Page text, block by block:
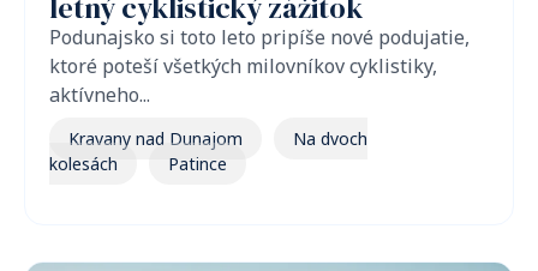
Podunajsko si toto leto pripíše nové podujatie,
ktoré poteší všetkých milovníkov cyklistiky,
aktívneho...
Kravany nad Dunajom
Na dvoch
kolesách
Patince